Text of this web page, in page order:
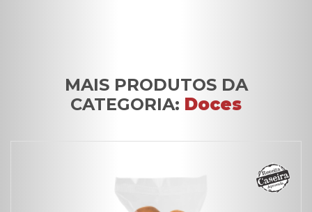
MAIS PRODUTOS DA
CATEGORIA: Doces